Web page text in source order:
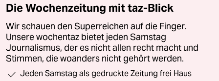
Die Wochenzeitung mit taz-Blick
Wir schauen den Superreichen auf die Finger.
Unsere wochentaz bietet jeden Samstag
Journalismus, der es nicht allen recht macht und
Stimmen, die woanders nicht gehört werden.
Jeden Samstag als gedruckte Zeitung frei Haus